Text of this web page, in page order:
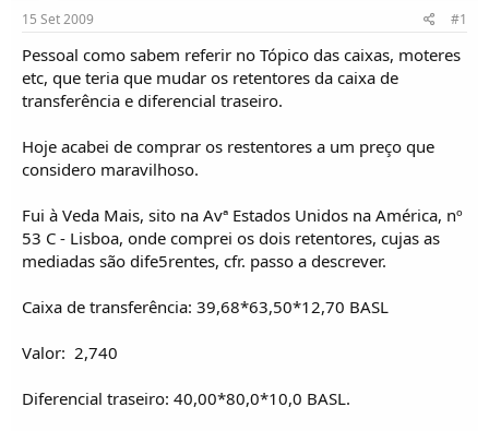
d
o
r
e
T
p
i
o
s
í
i
o
15 Set 2009 #1
Pessoal como sabem referir no Tópico das caixas, moteres
etc, que teria que mudar os retentores da caixa de
transferência e diferencial traseiro.
Hoje acabei de comprar os restentores a um preço que
considero maravilhoso.
Fui à Veda Mais, sito na Avª Estados Unidos na América, nº
53 C - Lisboa, onde comprei os dois retentores, cujas as
mediadas são dife5rentes, cfr. passo a descrever.
Caixa de transferência: 39,68*63,50*12,70 BASL
Valor:  2,740
Diferencial traseiro: 40,00*80,0*10,0 BASL.